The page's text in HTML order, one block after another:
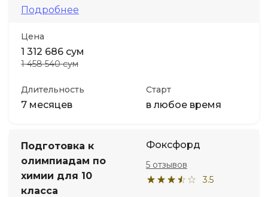
Подробнее
Цена
1 312 686 сум
1 458 540 сум
Длительность
7 месяцев
Старт
в любое время
Подготовка к
олимпиадам по
химии для 10
класса
Фоксфорд
3.5
5 отзывов